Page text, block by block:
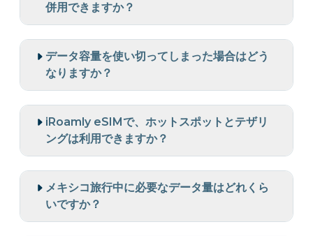
併用できますか？
データ容量を使い切ってしまった場合はどう
なりますか？
iRoamly eSIMで、ホットスポットとテザリ
ングは利用できますか？
メキシコ旅行中に必要なデータ量はどれくら
いですか？